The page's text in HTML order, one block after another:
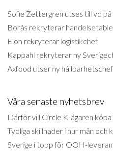
Sofie Zettergren utses till vd
Borås rekryterar
Elon rekryterar logistikchef
Kappahl rekryterar ny
Axfood utser ny hållbarhetschef
Våra senaste nyhetsbrev
Därför vill Circle K-ägaren köpa
Tydliga skillnader i hur män och
Sverige i topp för OOH-